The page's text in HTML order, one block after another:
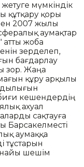
мүмкіндік
құтқару қоры
2007 жылы
аумақтар
атты жоба
зерделеп,
бағдарлау
зор. Жаңа
құру арқылы
кешендердің
ахуал
сақтауға
Барсакелместі
аумаққа
тұстарын
шешім